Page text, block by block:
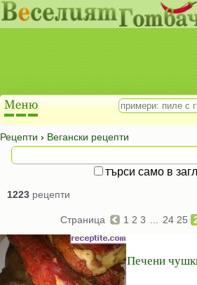
Рецепти › Вегански рецепти
търси само в
1223 рецепти
Страница 1 2 3 24 25
Печени